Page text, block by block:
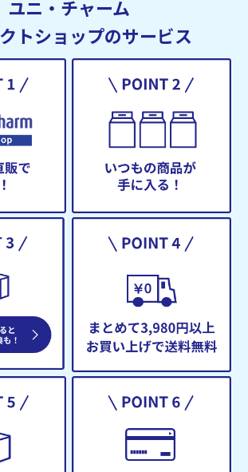
ユニ・チャーム
トショップのサービス